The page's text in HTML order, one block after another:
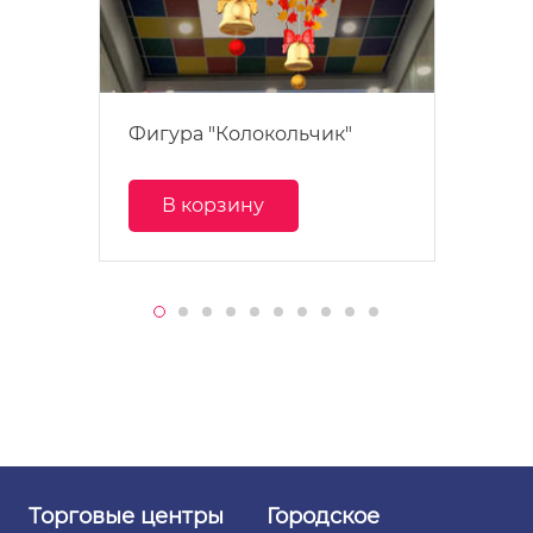
Фигура "Колокольчик"
В корзину
Торговые центры
Городское